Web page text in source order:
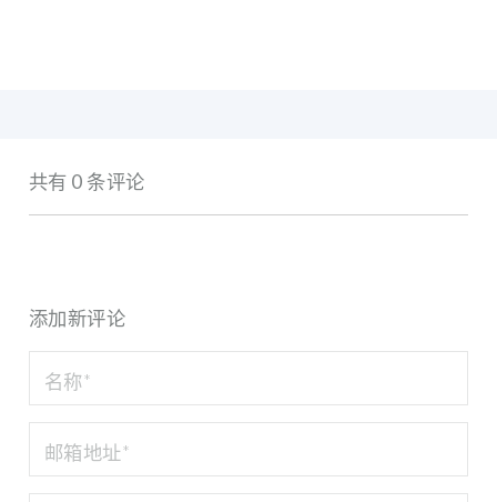
共有 0 条评论
添加新评论